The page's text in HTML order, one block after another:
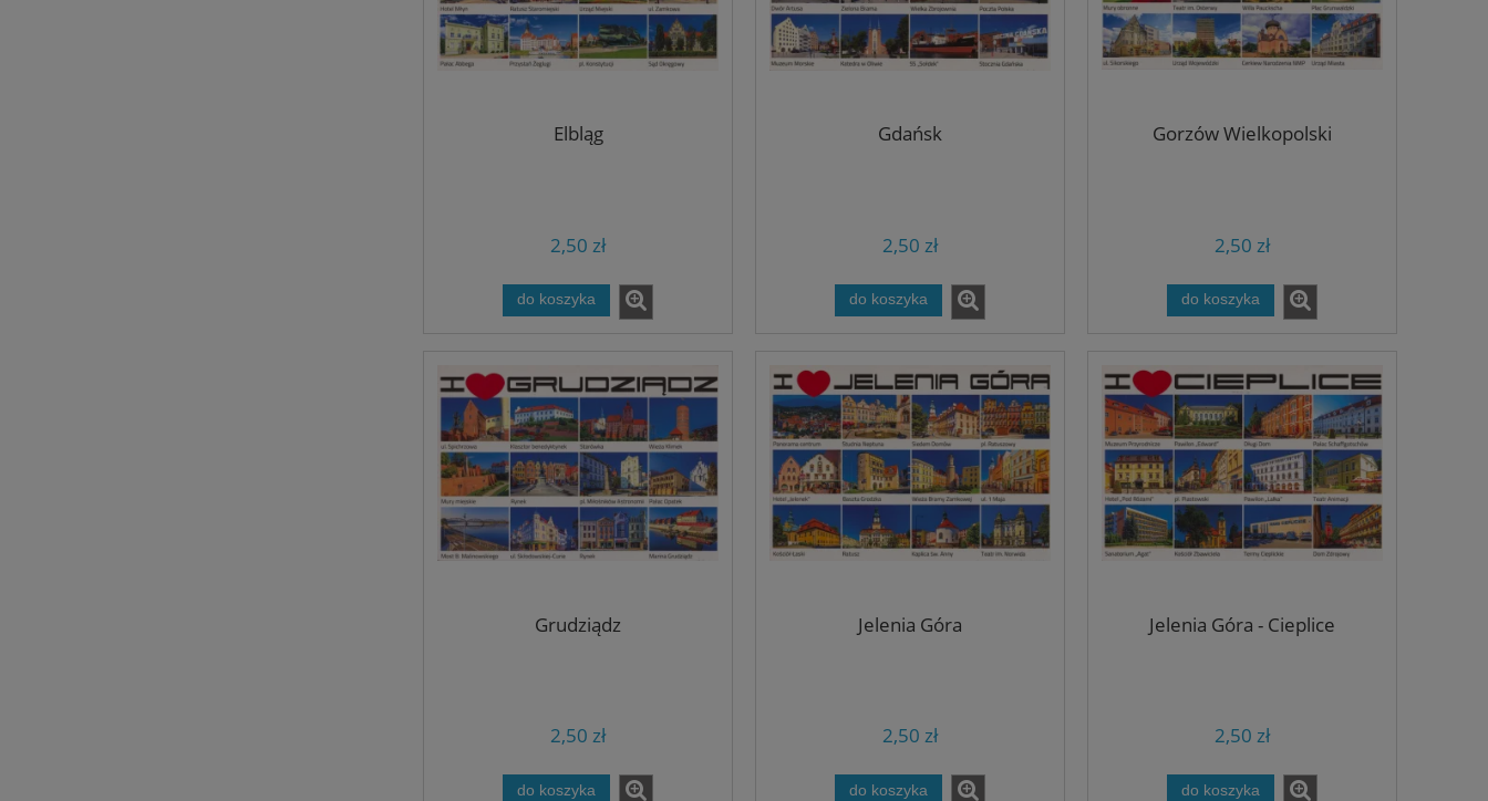
Elbląg
2,50 zł
do koszyka
Gdańsk
2,50 zł
do koszyka
Gorzów Wielkopolski
2,50 zł
do koszyka
Grudziądz
2,50 zł
do koszyka
Jelenia Góra
2,50 zł
do koszyka
Jelenia Góra - Cieplice
2,50 zł
do koszyka